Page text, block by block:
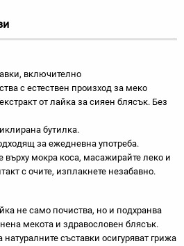
включително
с естествен произход за меко
от лайка за сияен блясък. Без
бутилка.
за ежедневна употреба.
върху мокра коса, масажирайте леко и
с очите, изплакнете незабавно.
не само почиства, но и подхранва
мекота и здравословен блясък.
съставки осигуряват грижа